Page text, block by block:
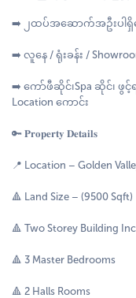
➡️ ၂ထပ်အဆောက်အဦးပါရှိသ
➡️ လူနေ / ရုံးခန်း /
➡️ ကော်ဖီဆိုင်၊Spa ဆိုင်၊ ဖွ
Location ကောင်း
🔑 𝐏𝐫𝐨𝐩𝐞𝐫𝐭𝐲 𝐃𝐞𝐭𝐚𝐢𝐥𝐬
📍 Location – Golden
🔺 Land Size – (9500 Sqft)
🔺 Two Storey Building
🔺 3 Master Bedrooms
🔺 2 Halls Rooms